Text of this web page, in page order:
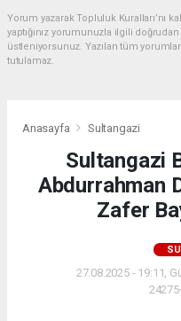
Yorum yazarak Topluluk Kuralları’nı
yaptığınız yorumunuzla ilgili
üstleniyorsunuz. Yazılan tüm
tutulamaz.
Anasayfa Sultangazi
Sultangazi
Abdurrahman
Zafer
27.08.2025 - 19:11,